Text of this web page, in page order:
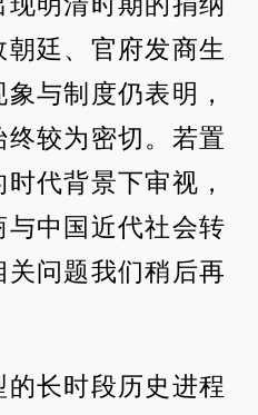
廷、官府发商生
与制度仍表明，
较为密切。若置
代背景下审视，
中国近代社会转
问题我们稍后再
长时段历史进程